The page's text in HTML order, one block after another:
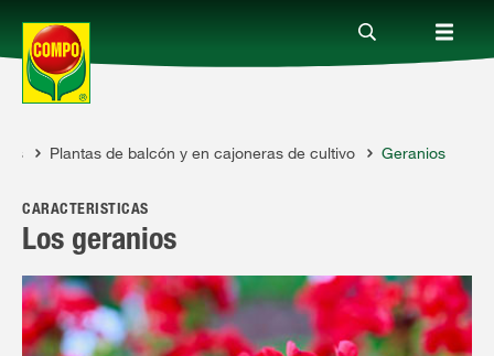
Productos
Consejos
Mundo Compo
Plantas de balcón y en cajoneras de cultivo Geranios
CARACTERÍSTICAS
Los geranios